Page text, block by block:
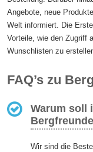
Angebote, neue
Welt informiert. Die
Vorteile, wie den Zugriff
Wunschlisten zu
FAQ’s zu
Warum soll
Wir sind die